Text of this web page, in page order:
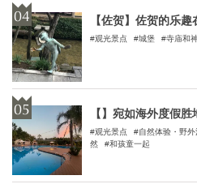
【佐贺】佐贺的乐
观光景点 城堡 寺庙和
【】宛如海外度假
观光景点 自然体验・野外
然
和孩童一起